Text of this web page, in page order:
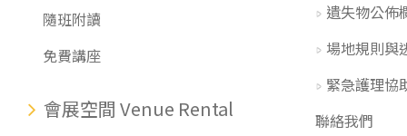
隨班附讀
免費講座
會展空間 Venue Rental
遺失物公佈
場地規則與
緊急護理協
聯絡我們